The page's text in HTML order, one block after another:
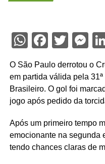
WhatsApp
O São Paulo derrotou o
em partida válida pela
Brasileiro. O gol foi
jogo após pedido da
Após um primeiro tempo
emocionante na segunda
tendo chances claras de